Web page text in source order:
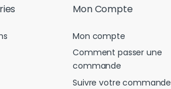
Mon Compte
Mon compte
Comment passer une
commande
Suivre votre commande